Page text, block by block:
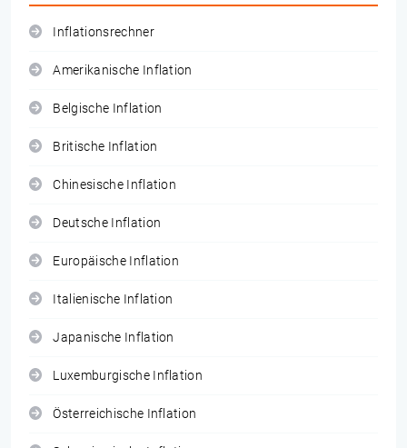
Inflationsrechner
Amerikanische Inflation
Belgische Inflation
Britische Inflation
Chinesische Inflation
Deutsche Inflation
Europäische Inflation
Italienische Inflation
Japanische Inflation
Luxemburgische Inflation
Österreichische Inflation